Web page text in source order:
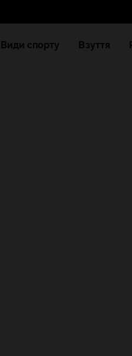
Види спорту Взуття